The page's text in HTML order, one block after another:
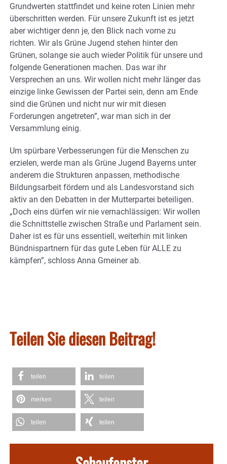
Grundwerten stattfindet und keine roten Linien mehr
überschritten werden. Für unsere Zukunft ist es jetzt
aber wichtiger denn je, den Blick nach vorne zu
richten. Wir als Grüne Jugend stehen hinter den
Grünen, solange sie auch wieder Politik für unsere und
folgende Generationen machen. Das war ihr
Versprechen an uns. Wir wollen nicht mehr länger das
einzige linke Gewissen der Partei sein, denn am Ende
sind die Grünen und nicht nur wir mit diesen
Forderungen angetreten”, war man sich in der
Versammlung einig.
Um spürbare Verbesserungen für die Menschen zu
erzielen, werde man als Grüne Jugend Bayerns unter
anderem die Strukturen anpassen, methodische
Bildungsarbeit fördern und als Landesvorstand sich
aktiv an den Debatten in der Mutterpartei beteiligen.
„Doch eins dürfen wir nie vernachlässigen: Wir wollen
die Schnittstelle zwischen Straße und Parlament sein.
Daher ist es für uns essentiell, weiterhin mit linken
Bündnispartnern für das gute Leben für ALLE zu
kämpfen”, schloss Anna Gmeiner ab.
Teilen Sie diesen Beitrag!
teilen teilen
merken teilen
teilen teilen